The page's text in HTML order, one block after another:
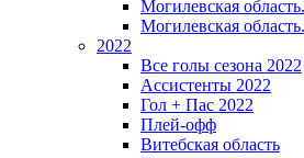
Могилевская
Могилевская
2022
Все голы сезона 2022
Ассистенты 2022
Гол + Пас 2022
Плей-офф
Витебская область